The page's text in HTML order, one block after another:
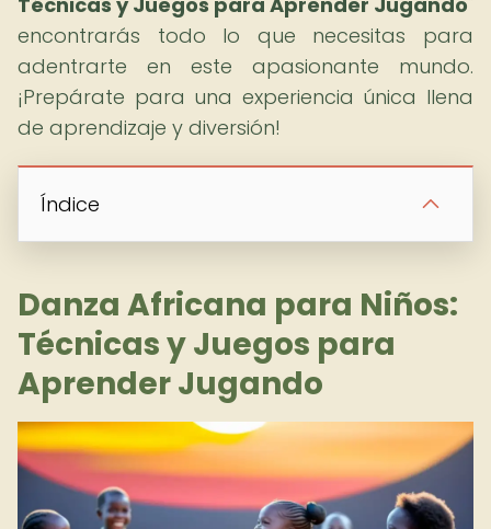
encontrarás todo lo que necesitas para
adentrarte en este apasionante mundo.
¡Prepárate para una experiencia única llena
de aprendizaje y diversión!
Índice
Danza Africana para Niños:
Técnicas y Juegos para
Aprender Jugando